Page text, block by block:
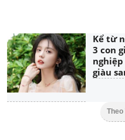
Kể từ
3 con
giàu
Theo